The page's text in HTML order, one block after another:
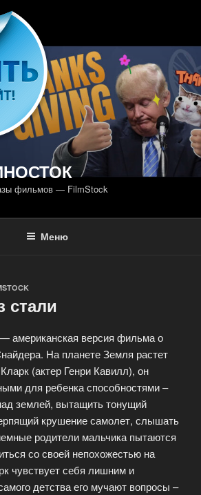
фильмов — FilmStock
Меню
стали
американская версия фильма о
На планете Земля растет
(актер Генри Кавилл), он
для ребенка способностями –
землей, вытащить тонущий
крушение самолет, слышать
родители мальчика пытаются
со своей непохожестью на
чувствует себя лишним и
детства его мучают вопросы –